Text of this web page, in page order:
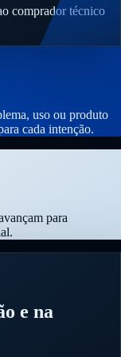
comprador técnico
uso ou produto
cada intenção.
para
e na